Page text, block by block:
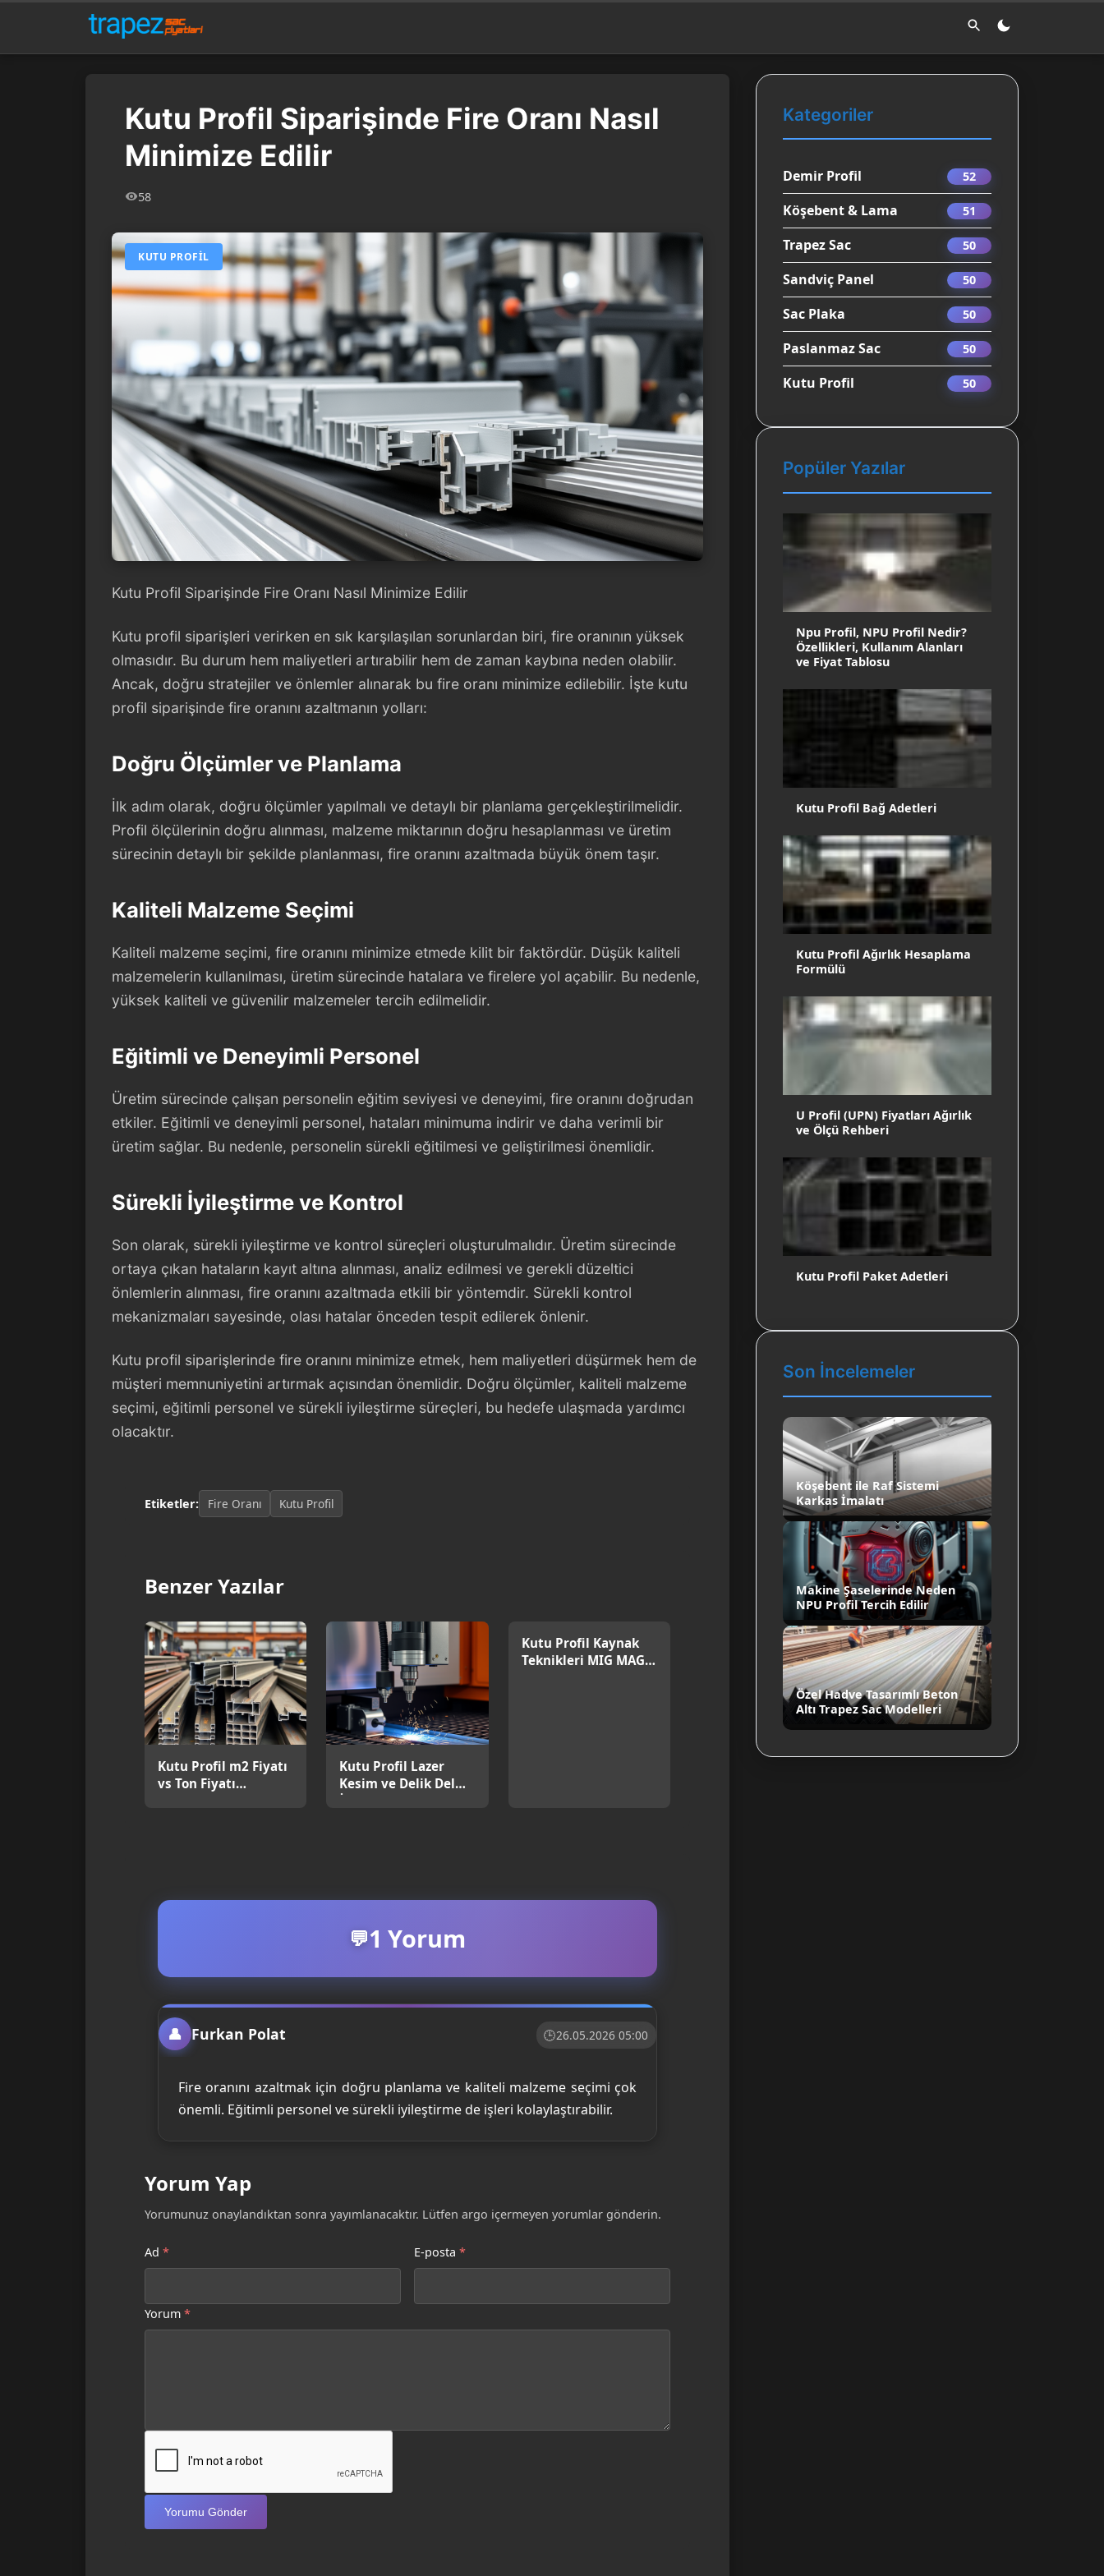
Kutu Profil Siparişinde Fire Oranı Nasıl
Minimize Edilir
58
KUTU PROFIL
Kutu Profil Siparişinde Fire Oranı Nasıl Minimize Edilir
Kutu profil siparişleri verirken en sık karşılaşılan sorunlardan biri, fire oranının yüksek
olmasıdır. Bu durum hem maliyetleri artırabilir hem de zaman kaybına neden olabilir.
Ancak, doğru stratejiler ve önlemler alınarak bu fire oranı minimize edilebilir. İşte kutu
profil siparişinde fire oranını azaltmanın yolları:
Doğru Ölçümler ve Planlama
İlk adım olarak, doğru ölçümler yapılmalı ve detaylı bir planlama gerçekleştirilmelidir.
Profil ölçülerinin doğru alınması, malzeme miktarının doğru hesaplanması ve üretim
sürecinin detaylı bir şekilde planlanması, fire oranını azaltmada büyük önem taşır.
Kaliteli Malzeme Seçimi
Kaliteli malzeme seçimi, fire oranını minimize etmede kilit bir faktördür. Düşük kaliteli
malzemelerin kullanılması, üretim sürecinde hatalara ve firelere yol açabilir. Bu nedenle,
yüksek kaliteli ve güvenilir malzemeler tercih edilmelidir.
Eğitimli ve Deneyimli Personel
Üretim sürecinde çalışan personelin eğitim seviyesi ve deneyimi, fire oranını doğrudan
etkiler. Eğitimli ve deneyimli personel, hataları minimuma indirir ve daha verimli bir
üretim sağlar. Bu nedenle, personelin sürekli eğitilmesi ve geliştirilmesi önemlidir.
Sürekli İyileştirme ve Kontrol
Son olarak, sürekli iyileştirme ve kontrol süreçleri oluşturulmalıdır. Üretim sürecinde
ortaya çıkan hataların kayıt altına alınması, analiz edilmesi ve gerekli düzeltici
önlemlerin alınması, fire oranını azaltmada etkili bir yöntemdir. Sürekli kontrol
mekanizmaları sayesinde, olası hatalar önceden tespit edilerek önlenir.
Kutu profil siparişlerinde fire oranını minimize etmek, hem maliyetleri düşürmek hem de
müşteri memnuniyetini artırmak açısından önemlidir. Doğru ölçümler, kaliteli malzeme
seçimi, eğitimli personel ve sürekli iyileştirme süreçleri, bu hedefe ulaşmada yardımcı
olacaktır.
Etiketler: Fire Oranı Kutu Profil
Benzer Yazılar
Kutu Profil m2 Fiyatı
vs Ton Fiyatı
Kutu Profil Lazer
Kesim ve Delik Delme
Kutu Profil Kaynak
Teknikleri MIG MAG
1 Yorum
Furkan Polat 26.05.2026 05:00
Fire oranını azaltmak için doğru planlama ve kaliteli malzeme seçimi çok
önemli. Eğitimli personel ve sürekli iyileştirme de işleri kolaylaştırabilir.
Yorum Yap
Yorumunuz onaylandıktan sonra yayımlanacaktır. Lütfen argo içermeyen yorumlar gönderin.
Ad * E-posta *
Yorum *
Yorumu Gönder
Kategoriler
Demir Profil 52
Köşebent & Lama 51
Trapez Sac 50
Sandviç Panel 50
Sac Plaka 50
Paslanmaz Sac 50
Kutu Profil 50
Popüler Yazılar
Npu Profil, NPU Profil Nedir?
Özellikleri, Kullanım Alanları
ve Fiyat Tablosu
Kutu Profil Bağ Adetleri
Kutu Profil Ağırlık Hesaplama
Formülü
U Profil (UPN) Fiyatları Ağırlık
ve Ölçü Rehberi
Kutu Profil Paket Adetleri
Son İncelemeler
Köşebent ile Raf Sistemi
Karkas İmalatı
Makine Şaselerinde Neden
NPU Profil Tercih Edilir
Özel Hadve Tasarımlı Beton
Altı Trapez Sac Modelleri